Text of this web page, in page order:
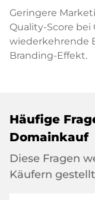
Geringere
Quality-Score
wiederkehrende
Branding-Effekt.
Häufige
Domainkauf
Diese Fragen
Käufern